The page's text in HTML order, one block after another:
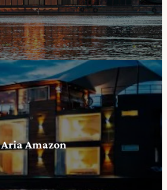
Aria Amazon